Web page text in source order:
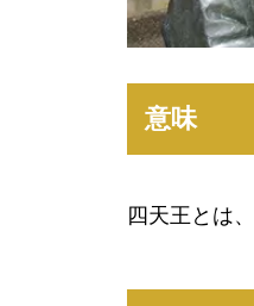
意味
四天王とは